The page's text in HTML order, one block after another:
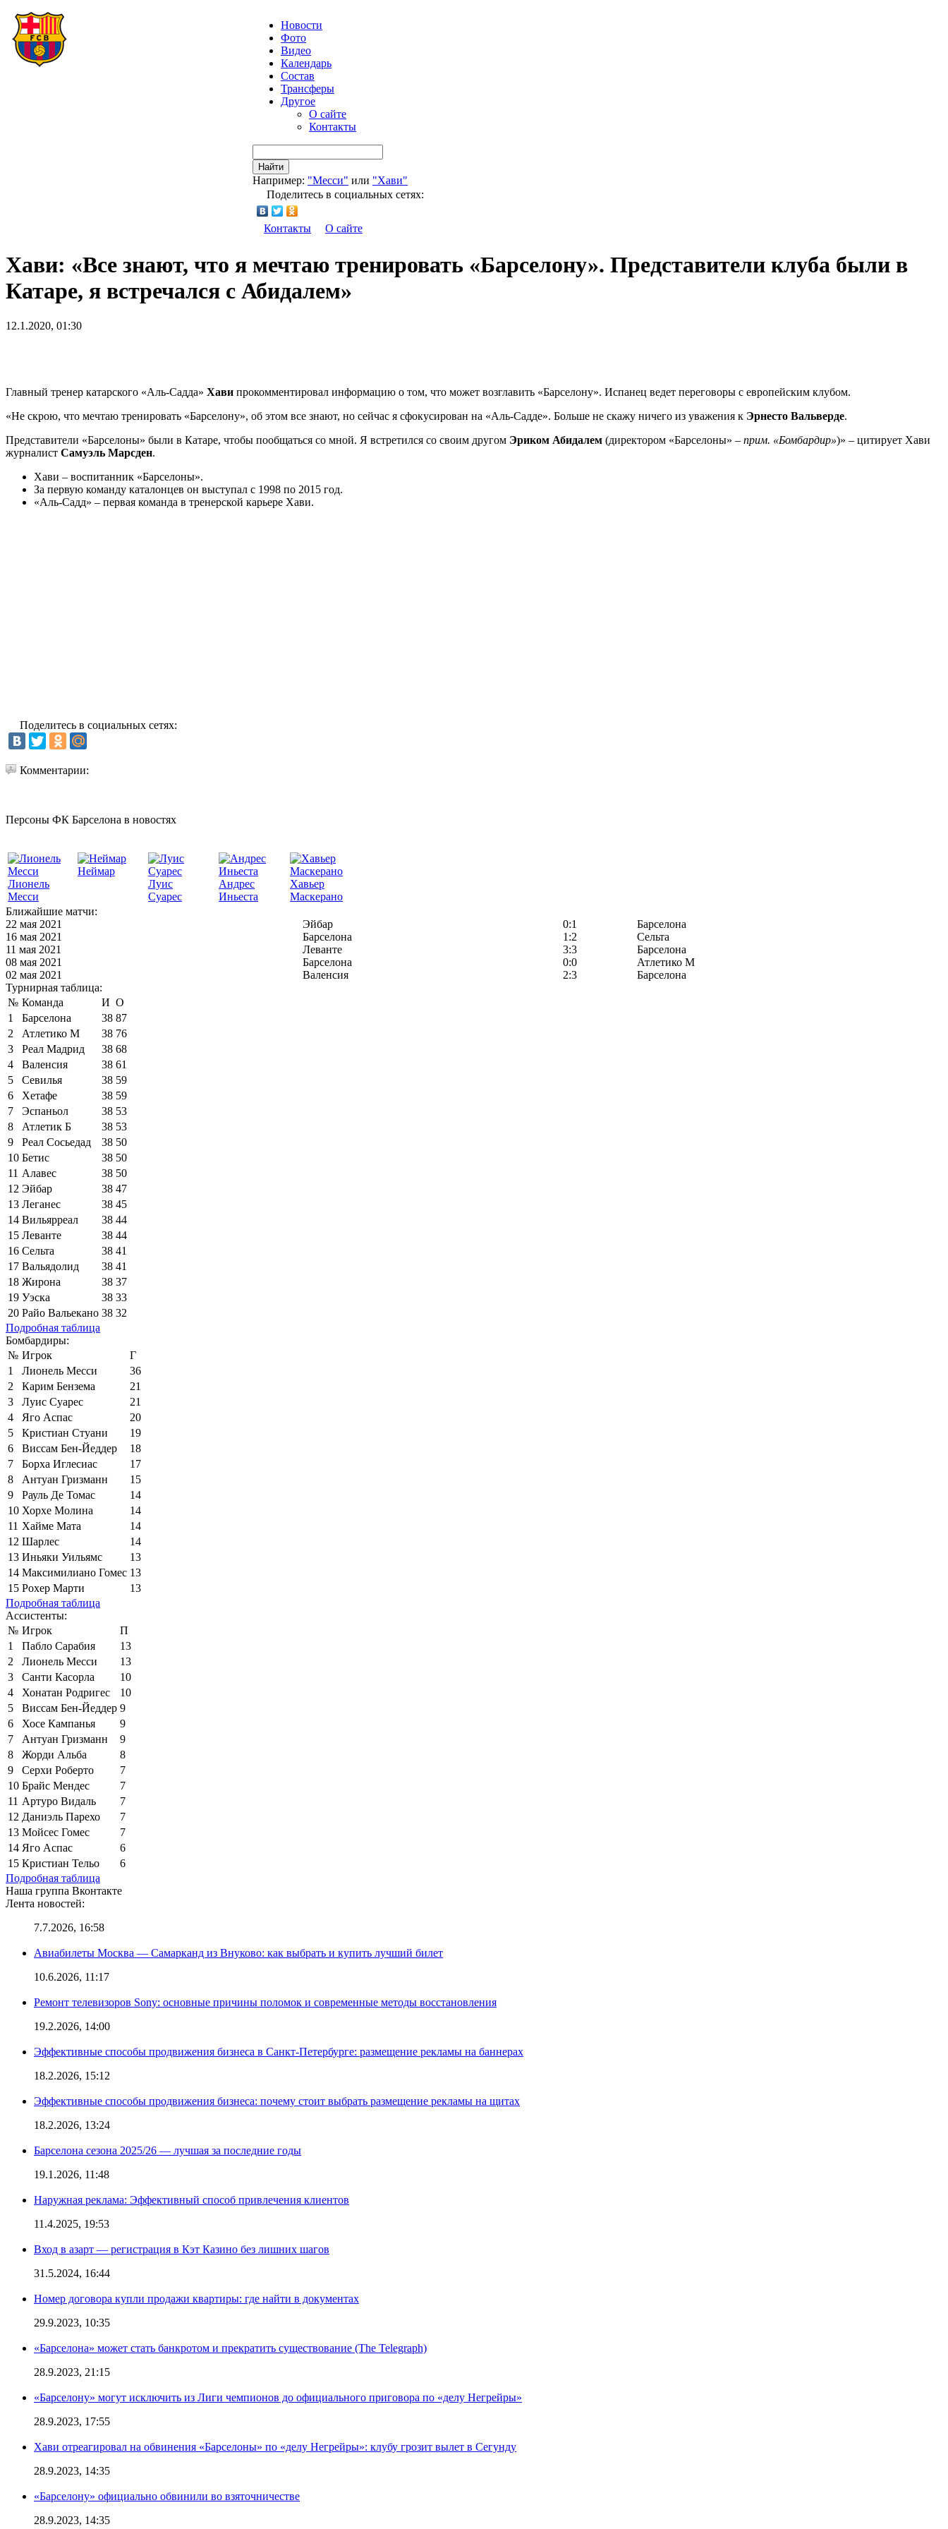
Новости
Фото
Видео
Календарь
Состав
Трансферы
Другое
О сайте
Контакты
Найти
Например: "Месси" или "Хави"
Поделитесь в социальных сетях:
Контакты О сайте
Хави: «Все знают, что я мечтаю тренировать «Барселону». Представители клуба были в
Катаре, я встречался с Абидалем»
12.1.2020, 01:30
Главный тренер катарского «Аль-Садда» Хави прокомментировал информацию о том, что может возглавить «Барселону». Испанец ведет переговоры с европейским клубом.
«Не скрою, что мечтаю тренировать «Барселону», об этом все знают, но сейчас я сфокусирован на «Аль-Садде». Больше не скажу ничего из уважения к Эрнесто Вальверде.
Представители «Барселоны» были в Катаре, чтобы пообщаться со мной. Я встретился со своим другом Эриком Абидалем (директором «Барселоны» – прим. «Бомбардир»)» – цитирует Хави
журналист Самуэль Марсден.
Хави – воспитанник «Барселоны».
За первую команду каталонцев он выступал с 1998 по 2015 год.
«Аль-Садд» – первая команда в тренерской карьере Хави.
Поделитесь в социальных сетях:
Комментарии:
Персоны ФК Барселона в новостях
Лионель
Месси
Неймар
Луис
Суарес
Андрес
Иньеста
Хавьер
Маскерано
Ближайшие матчи:
22 мая 2021
Эйбар 0:1
Барселона
16 мая 2021
Барселона 1:2
Сельта
11 мая 2021
Леванте 3:3
Барселона
08 мая 2021
Барселона 0:0
Атлетико М
02 мая 2021
Валенсия 2:3
Барселона
Турнирная таблица:
№ Команда И О
1
Барселона 38 87
2
Атлетико М 38 76
3
Реал Мадрид 38 68
4
Валенсия 38 61
5
Севилья 38 59
6
Хетафе 38 59
7
Эспаньол 38 53
8
Атлетик Б 38 53
9
Реал Сосьедад 38 50
10 Бетис 38 50
11 Алавес 38 50
12 Эйбар 38 47
13 Леганес 38 45
14 Вильярреал 38 44
15 Леванте 38 44
16 Сельта 38 41
17 Вальядолид 38 41
18 Жирона 38 37
19 Уэска 38 33
20 Райо Вальекано 38 32
Подробная таблица
Бомбардиры:
№ Игрок
Г
1
Лионель Месси
36
2
Карим Бензема
21
3
Луис Суарес
21
4
Яго Аспас
20
5
Кристиан Стуани
19
6
Виссам Бен-Йеддер
18
7
Борха Иглесиас
17
8
Антуан Гризманн
15
9
Рауль Де Томас
14
10 Хорхе Молина
14
11 Хайме Мата
14
12 Шарлес
14
13 Иньяки Уильямс
13
14 Максимилиано Гомес 13
15 Рохер Марти
13
Подробная таблица
Ассистенты:
№ Игрок
П
1
Пабло Сарабия
13
2
Лионель Месси
13
3
Санти Касорла
10
4
Хонатан Родригес
10
5
Виссам Бен-Йеддер 9
6
Хосе Кампанья
9
7
Антуан Гризманн
9
8
Жорди Альба
8
9
Серхи Роберто
7
10 Брайс Мендес
7
11 Артуро Видаль
7
12 Даниэль Парехо
7
13 Мойсес Гомес
7
14 Яго Аспас
6
15 Кристиан Тельо
6
Подробная таблица
Наша группа Вконтакте
Лента новостей:
7.7.2026, 16:58
Авиабилеты Москва — Самарканд из Внуково: как выбрать и купить лучший билет
10.6.2026, 11:17
Ремонт телевизоров Sony: основные причины поломок и современные методы восстановления
19.2.2026, 14:00
Эффективные способы продвижения бизнеса в Санкт-Петербурге: размещение рекламы на баннерах
18.2.2026, 15:12
Эффективные способы продвижения бизнеса: почему стоит выбрать размещение рекламы на щитах
18.2.2026, 13:24
Барселона сезона 2025/26 — лучшая за последние годы
19.1.2026, 11:48
Наружная реклама: Эффективный способ привлечения клиентов
11.4.2025, 19:53
Вход в азарт — регистрация в Кэт Казино без лишних шагов
31.5.2024, 16:44
Номер договора купли продажи квартиры: где найти в документах
29.9.2023, 10:35
«Барселона» может стать банкротом и прекратить существование (The Telegraph)
28.9.2023, 21:15
«Барселону» могут исключить из Лиги чемпионов до официального приговора по «делу Негрейры»
28.9.2023, 17:55
Хави отреагировал на обвинения «Барселоны» по «делу Негрейры»: клубу грозит вылет в Сегунду
28.9.2023, 14:35
«Барселону» официально обвинили во взяточничестве
28.9.2023, 14:35